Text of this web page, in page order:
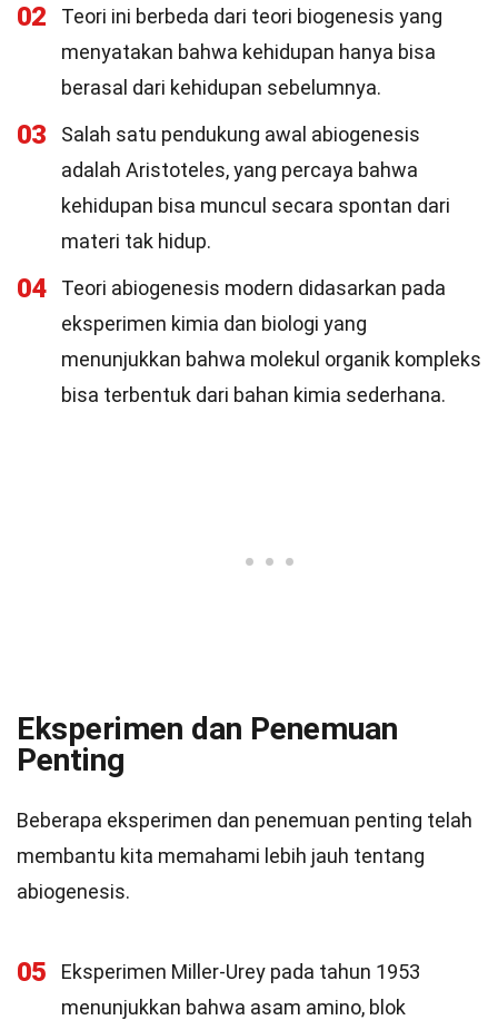
02
Teori ini berbeda dari teori biogenesis yang
menyatakan bahwa kehidupan hanya bisa
berasal dari kehidupan sebelumnya.
03
Salah satu pendukung awal abiogenesis
adalah Aristoteles, yang percaya bahwa
kehidupan bisa muncul secara spontan dari
materi tak hidup.
04
Teori abiogenesis modern didasarkan pada
eksperimen kimia dan biologi yang
menunjukkan bahwa molekul organik kompleks
bisa terbentuk dari bahan kimia sederhana.
Eksperimen dan Penemuan
Penting
Beberapa eksperimen dan penemuan penting telah
membantu kita memahami lebih jauh tentang
abiogenesis.
05
Eksperimen Miller-Urey pada tahun 1953
menunjukkan bahwa asam amino, blok